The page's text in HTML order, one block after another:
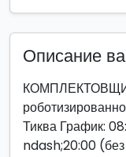
Описание
Тиква График:
ndash;20:00